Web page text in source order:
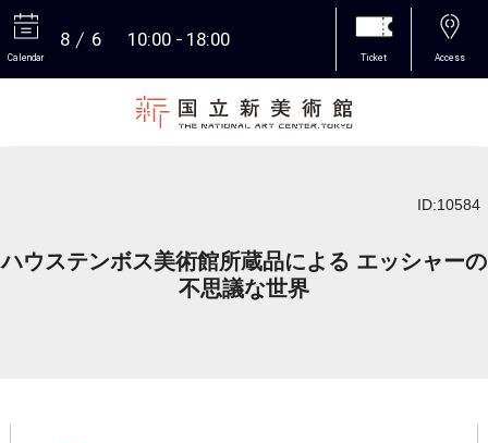
Calendar
8 6 10:00 18:00
Ticket Access
ID:10584
ハウステンボス美術館所蔵品による エッシャーの
不思議な世界